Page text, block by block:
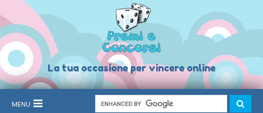
La tua occasione per vincere online
MENU